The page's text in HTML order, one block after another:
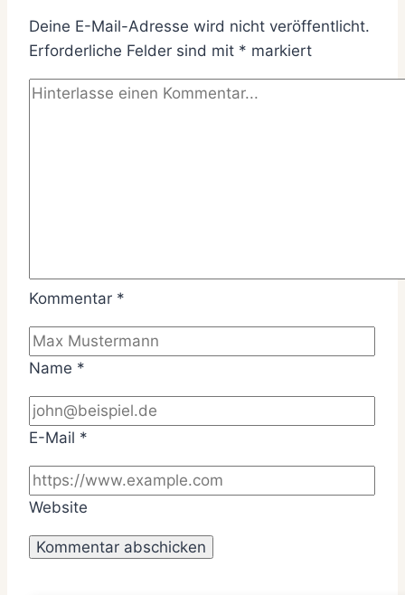
Deine E-Mail-Adresse wird nicht veröffentlicht.
Erforderliche Felder sind mit * markiert
Kommentar *
Name *
E-Mail *
Website